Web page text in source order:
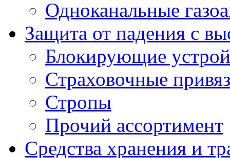
Одноканальные
Защита от падения с
Блокирующие
Страховочные
Стропы
Прочий ассортимент
Средства хранения и